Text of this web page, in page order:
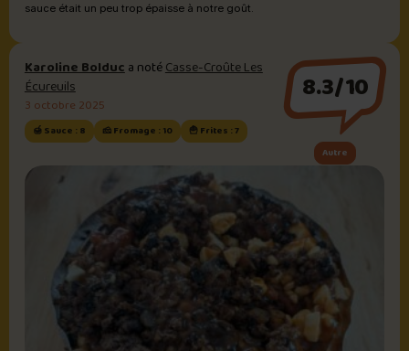
sauce était un peu trop épaisse à notre goût.
Karoline Bolduca notéCasse-Croûte Les
Écureuils
3 octobre 2025
🍯 Sauce : 8 🧀 Fromage : 10 🍟 Frites : 7
8.3/10
Autre